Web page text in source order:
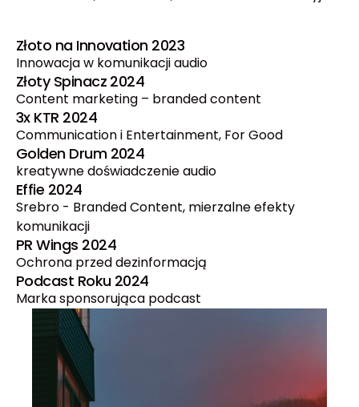
Złoto na Innovation 2023
Innowacja w komunikacji audio
Złoty Spinacz 2024
Content marketing – branded content
3x KTR 2024
Communication i Entertainment, For Good
Golden Drum 2024
kreatywne doświadczenie audio
Effie 2024
Srebro - Branded Content, mierzalne efekty
komunikacji
PR Wings 2024
Ochrona przed dezinformacją
Podcast Roku 2024
Marka sponsorująca podcast